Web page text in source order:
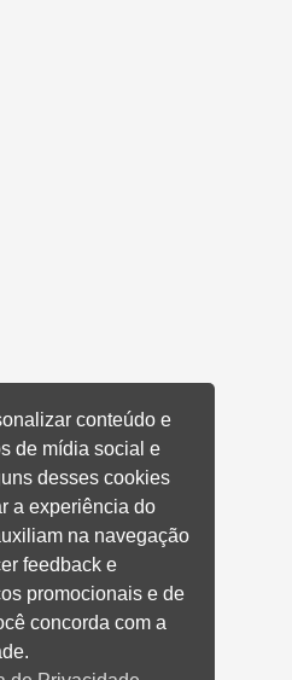
conteúdo e
de mídia social e
desses cookies
a experiência do
na navegação
feedback e
promocionais e de
concorda com a